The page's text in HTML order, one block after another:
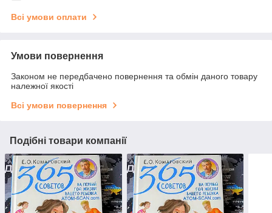
Всі умови оплати
Умови повернення
Законом не передбачено повернення та обмін даного товару
належної якості
Всі умови повернення
Подібні товари компанії